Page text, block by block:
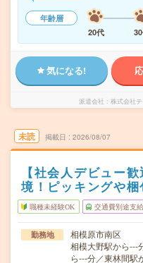
年齢層
20代
気になる!
派遣会社 株式会社
未読 掲載日 2026/08/07
【社会人デビュー
境！ピッキングや梱
職種未経験OK 交通費別途支
勤務地
相模原市南区
相模大野駅から---
ら---分／東林間駅